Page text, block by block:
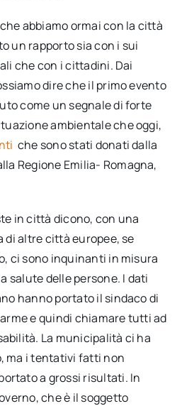
abbiamo ormai con la città
un rapporto sia con i sui
che con i cittadini. Dai
dire che il primo evento
come un segnale di forte
ambientale che oggi,
che sono stati donati dalla
Regione Emilia- Romagna,
in città dicono, con una
di altre città europee, se
ci sono inquinanti in misura
salute delle persone. I dati
hanno portato il sindaco di
e quindi chiamare tutti ad
La municipalità ci ha
ma i tentativi fatti non
a grossi risultati. In
che è il soggetto